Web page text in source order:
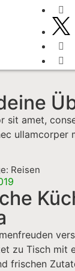
sit amet,
ullamcorper
Reisen
zu Tisch mit
frischen